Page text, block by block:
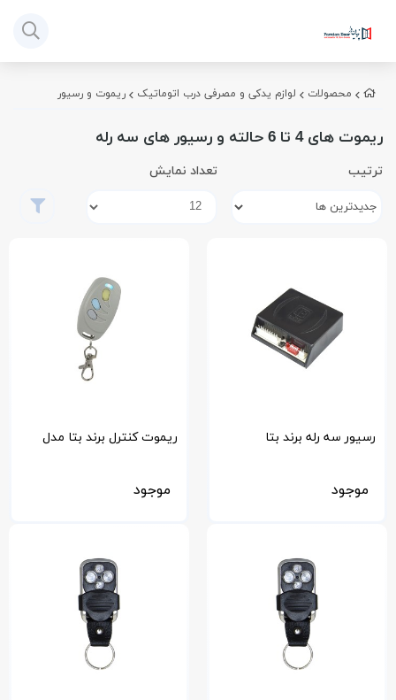
محصولات لوازم یدکی و مصرفی درب اتوماتیک ریموت و رسیور
ریموت های 4 تا 6 حالته و رسیور های سه رله
ترتیب تعداد نمایش
رسیور سه رله برند بتا
موجود
ریموت کنترل برند بتا مدل
موجود